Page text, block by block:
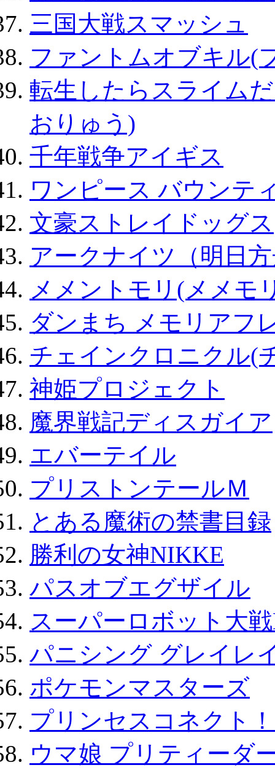
三国大戦スマッシュ
ファントムオブキル(
転生したらスライム
おりゅう)
千年戦争アイギス
ワンピース バウンテ
文豪ストレイドッグス
アークナイツ（明日
メメントモリ(メメモ
ダンまち メモリアフ
チェインクロニクル(
神姫プロジェクト
魔界戦記ディスガイア
エバーテイル
プリストンテールＭ
とある魔術の禁書目録
勝利の女神NIKKE
パスオブエグザイル
スーパーロボット大
パニシング グレイレ
ポケモンマスターズ
プリンセスコネクト
ウマ娘 プリティーダ